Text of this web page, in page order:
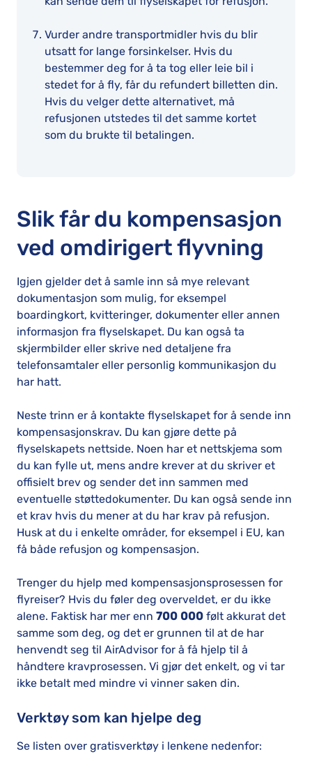
Vurder andre transportmidler hvis du blir
utsatt for lange forsinkelser. Hvis du
bestemmer deg for å ta tog eller leie bil i
stedet for å fly, får du refundert billetten din.
Hvis du velger dette alternativet, må
refusjonen utstedes til det samme kortet
som du brukte til betalingen.
Slik får du kompensasjon
ved omdirigert flyvning
Igjen gjelder det å samle inn så mye relevant
dokumentasjon som mulig, for eksempel
boardingkort, kvitteringer, dokumenter eller annen
informasjon fra flyselskapet. Du kan også ta
skjermbilder eller skrive ned detaljene fra
telefonsamtaler eller personlig kommunikasjon du
har hatt.
Neste trinn er å kontakte flyselskapet for å sende inn
kompensasjonskrav. Du kan gjøre dette på
flyselskapets nettside. Noen har et nettskjema som
du kan fylle ut, mens andre krever at du skriver et
offisielt brev og sender det inn sammen med
eventuelle støttedokumenter. Du kan også sende inn
et krav hvis du mener at du har krav på refusjon.
Husk at du i enkelte områder, for eksempel i EU, kan
få både refusjon og kompensasjon.
Trenger du hjelp med kompensasjonsprosessen for
flyreiser? Hvis du føler deg overveldet, er du ikke
alene. Faktisk har mer enn 700 000 følt akkurat det
samme som deg, og det er grunnen til at de har
henvendt seg til AirAdvisor for å få hjelp til å
håndtere kravprosessen. Vi gjør det enkelt, og vi tar
ikke betalt med mindre vi vinner saken din.
Verktøy som kan hjelpe deg
Se listen over gratisverktøy i lenkene nedenfor: